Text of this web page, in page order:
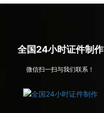
全国24小时证件制作
微信扫一扫与我们联系！